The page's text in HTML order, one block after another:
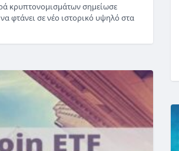
κρυπτονομισμάτων σημείωσε
φτάνει σε νέο ιστορικό υψηλό στα